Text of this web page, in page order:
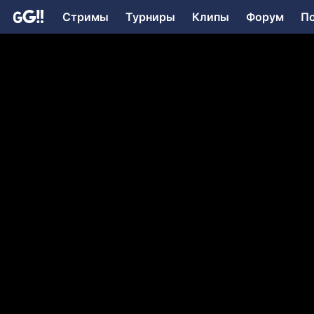
Стримы Турниры Клипы Форум